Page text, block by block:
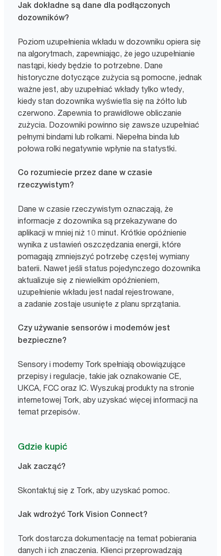
Jak dokładne są dane dla podłączonych
dozowników?
Poziom uzupełnienia wkładu w dozowniku opiera się
na algorytmach, zapewniając, że jego uzupełnianie
nastąpi, kiedy będzie to potrzebne. Dane
historyczne dotyczące zużycia są pomocne, jednak
ważne jest, aby uzupełniać wkłady tylko wtedy,
kiedy stan dozownika wyświetla się na żółto lub
czerwono. Zapewnia to prawidłowe obliczanie
zużycia. Dozowniki powinno się zawsze uzupełniać
pełnymi bindami lub rolkami. Niepełna binda lub
połowa rolki negatywnie wpłynie na statystki.
Co rozumiecie przez dane w czasie
rzeczywistym?
Dane w czasie rzeczywistym oznaczają, że
informacje z dozownika są przekazywane do
aplikacji w mniej niż 10 minut. Krótkie opóźnienie
wynika z ustawień oszczędzania energii, które
pomagają zmniejszyć potrzebę częstej wymiany
baterii. Nawet jeśli status pojedynczego dozownika
aktualizuje się z niewielkim opóźnieniem,
uzupełnienie wkładu jest nadal rejestrowane,
a zadanie zostaje usunięte z planu sprzątania.
Czy używanie sensorów i modemów jest
bezpieczne?
Sensory i modemy Tork spełniają obowiązujące
przepisy i regulacje, takie jak oznakowanie CE,
UKCA, FCC oraz IC. Wyszukaj produkty na stronie
internetowej Tork, aby uzyskać więcej informacji na
temat przepisów.
Gdzie kupić
Jak zacząć?
Skontaktuj się z Tork, aby uzyskać pomoc.
Jak wdrożyć Tork Vision Connect?
Tork dostarcza dokumentację na temat pobierania
danych i ich znaczenia. Klienci przeprowadzają